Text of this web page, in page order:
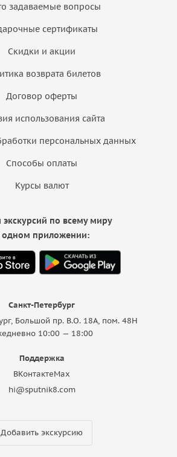
задаваемые вопросы
сертификаты
Скидки и акции
возврата билетов
Договор оферты
использования сайта
персональных данных
Способы оплаты
Курсы валют
Санкт-Петербург
Большой пр. В.О. 18A, пом. 48Н
10:00 — 18:00
Поддержка
ВКонтактеMax
hi@sputnik8.com
Добавить экскурсию
экскурсий по всему миру
одном приложении: